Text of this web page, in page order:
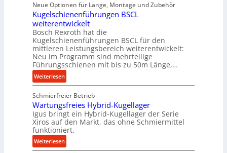
f
ü
r
r
a
u
e
U
m
g
e
b
u
n
g
i
g
i
t
a
e
r
W
k
z
e
g
Neue Optionen für Länge, Montage und Zubehör
Kugelschienenführungen BSCL
weiterentwickelt
Bosch Rexroth hat die
Kugelschienenführungen BSCL für den
mittleren Leistungsbereich weiterentwickelt:
Neu im Programm sind mehrteilige
Führungsschienen mit bis zu 50m Länge,…
Weiterlesen:
K
u
g
e
l
s
c
Schmierfreier Betrieb
Wartungsfreies Hybrid-Kugellager
Igus bringt ein Hybrid-Kugellager der Serie
Xiros auf den Markt, das ohne Schmiermittel
funktioniert.
Weiterlesen:
W